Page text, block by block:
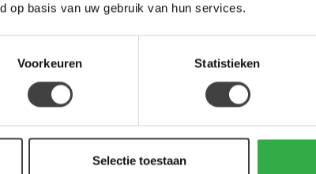
op basis van uw gebruik van hun services.
Voorkeuren Statistieken
Selectie toestaan